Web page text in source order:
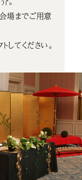
場までご用意
てください。